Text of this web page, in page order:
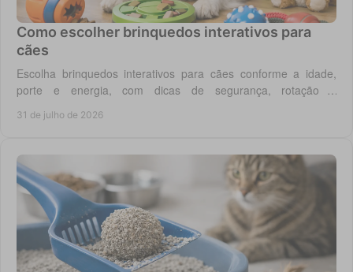
Como escolher brinquedos interativos para
cães
Escolha brinquedos interativos para cães conforme a idade,
porte e energia, com dicas de segurança, rotação e
31 de julho de 2026